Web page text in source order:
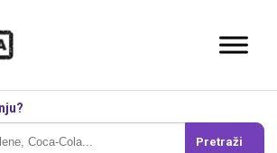
Pretraži